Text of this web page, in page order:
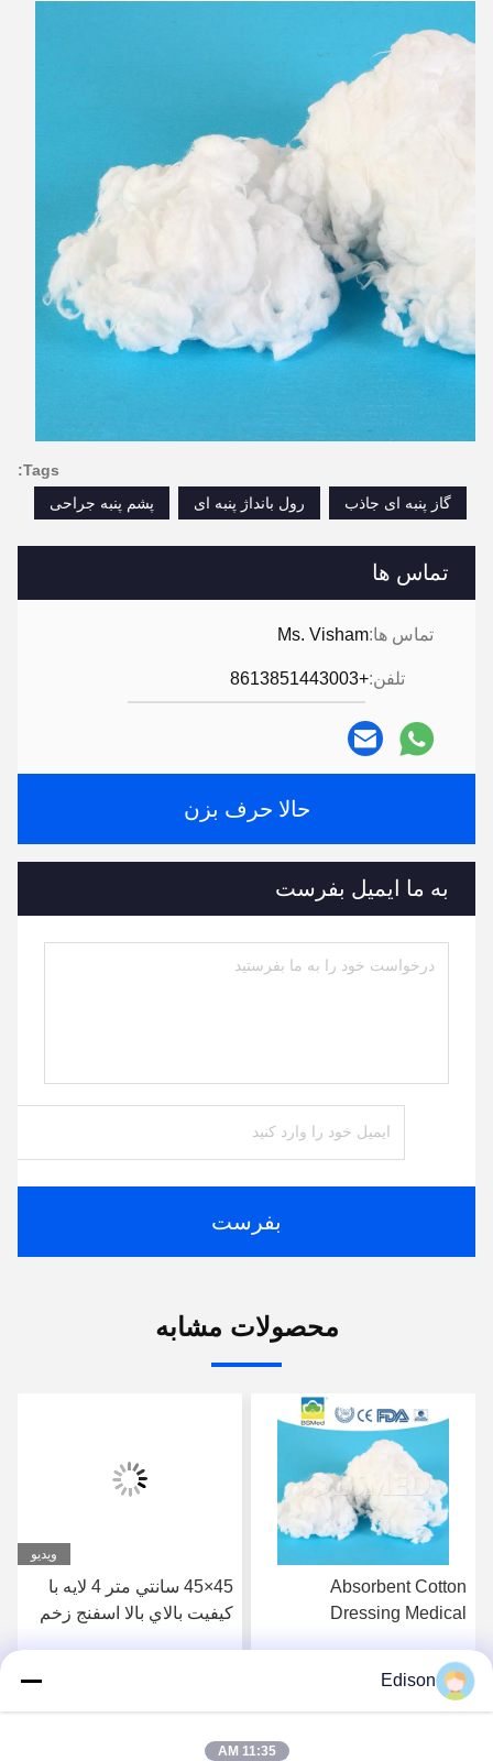
تماس ها
تماس ها:Ms. Visham
تلفن:+8613851443003
حالا حرف بزن
به ما ایمیل بفرست
بفرست
Tags:
گاز پنبه ای جاذب
رول بانداژ پنبه ای پشم پنبه جراحی
محصولات مشابه
Absorbent Cotton
Dressing Medical
Sterile Cotton Medical
Standard Surgical
Absorbent Cotton Filling
Fiber Bleached Cotton For
بهترین قیمت رو بدست
ویدیو
45×45 سانتي متر 4 لايه با
کيفيت بالاي بالا اسفنج زخم
Edison
11:35 AM